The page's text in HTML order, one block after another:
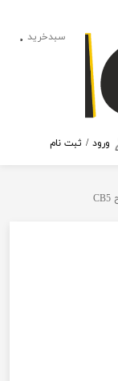
ورود / ثبت نام
۰ سبدخرید